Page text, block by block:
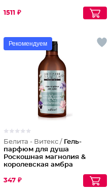
1511 ₽
Рекомендуем
Белита - Витекс / Гель-
парфюм для душа
Роскошная магнолия &
королевская амбра
347 ₽